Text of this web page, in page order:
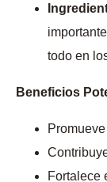
todo en
Beneficios
Fortalece